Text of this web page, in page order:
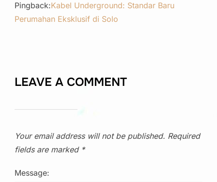
Pingback:Kabel Underground: Standar Baru
Perumahan Eksklusif di Solo
LEAVE A COMMENT
Your email address will not be published. Required
fields are marked *
Message: